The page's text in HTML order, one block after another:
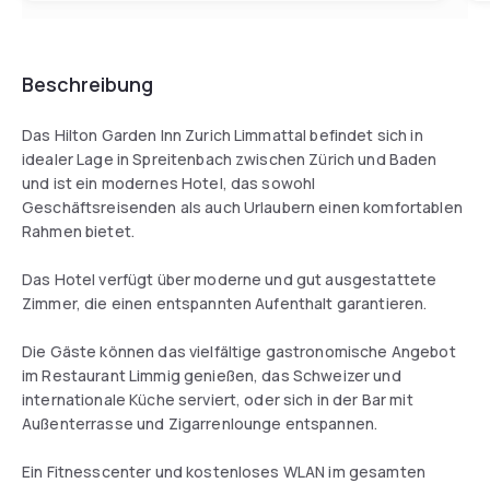
Beschreibung
Das Hilton Garden Inn Zurich Limmattal befindet sich in
idealer Lage in Spreitenbach zwischen Zürich und Baden
und ist ein modernes Hotel, das sowohl
Geschäftsreisenden als auch Urlaubern einen komfortablen
Rahmen bietet.
Das Hotel verfügt über moderne und gut ausgestattete
Zimmer, die einen entspannten Aufenthalt garantieren.
Die Gäste können das vielfältige gastronomische Angebot
im Restaurant Limmig genießen, das Schweizer und
internationale Küche serviert, oder sich in der Bar mit
Außenterrasse und Zigarrenlounge entspannen.
Ein Fitnesscenter und kostenloses WLAN im gesamten